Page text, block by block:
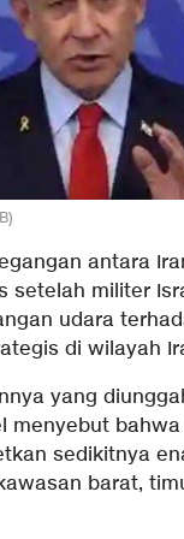
antara
setelah militer
udara
di wilayah
yang
menyebut
sedikitnya
barat,